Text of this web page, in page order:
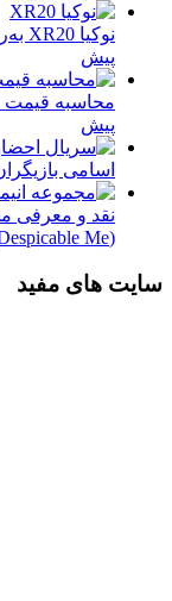
نوکیا XR20 به‌روزرسانی اندروید 12 را دریافت می‌کند
پیش
محاسبه قیمت
پیش
اسامی
نقد و معرفی
(Despicable Me)
سایت های مفید